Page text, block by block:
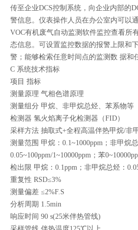
传至企业DCS控制系统，向企业内部的
警信息。仪表操作人员在办公室内可以
VOC有机废气自动监测软件监控查看所
态信息。可设置监控数据的报警上限和
警；能够检索任意时间点的监测数 据和
C 系统技术指标
项目 指标
测量原理 气相色谱原理
测量组分 甲烷、非甲烷总烃、苯系物等
检测器 氢火焰离子化检测器（FID）
采样方法 抽取式+全程高温伴热甲烷/非
测量范围 甲烷：0.1~1000ppm；非甲烷总
0.05~100ppm/1~10000ppm；苯
检出限 甲烷：0.1ppm；非甲烷总烃：
重复性 RSD≤3%
测量偏差 ≤2%F.S
分析周期 1.5min
响应时间 90 s(25米伴热管线)